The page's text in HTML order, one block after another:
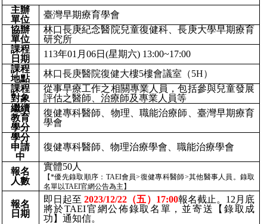
主辦
單位
臺灣早期療育學會
協辦
單位
林口長庚紀念醫院兒童復健科、長庚大學早期療育
研究所
課程
日期
113年01月06日(星期六) 13:00~17:00
課程
地點
林口長庚醫院復健大樓5樓會議室（5H）
課程
對象
從事早療工作之相關專業人員，包括參與兒童發展
評估之醫師、治療師及專業人員等
繼續
教育
學分
復健專科醫師、 物理、職能治療師、臺灣早期療育
學會
學分
申請
中
復健專科醫師、 物理治療學會、職能治療學會
報名
人數
實體50人
【*優先錄取順序：TAEI會員>復健專科醫師>其他醫事人員。錄取
名單以TAEI官網公告為主】
報名
日期
即日起至 2023/12/22（五）17:00報名截止。 12月 底
將於TAEI官網公佈錄取名單，並寄送【錄取成
功】通知信。